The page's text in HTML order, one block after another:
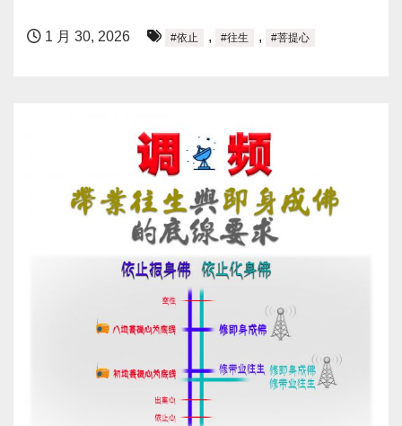
1 月 30, 2026 #依止 , #往生 , #菩提心